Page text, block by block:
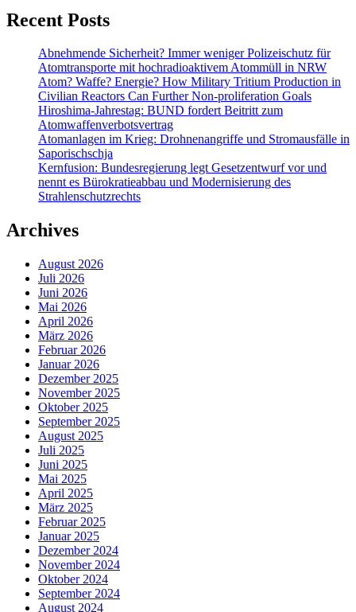
Recent Posts
Abnehmende Sicherheit? Immer weniger Polizeischutz für
Atomtransporte mit hochradioaktivem Atommüll in NRW
Atom? Waffe? Energie? How Military Tritium Production in
Civilian Reactors Can Further Non-proliferation Goals
Hiroshima-Jahrestag: BUND fordert Beitritt zum
Atomwaffenverbotsvertrag
Atomanlagen im Krieg: Drohnenangriffe und Stromausfälle in
Saporischschja
Kernfusion: Bundesregierung legt Gesetzentwurf vor und
nennt es Bürokratieabbau und Modernisierung des
Strahlenschutzrechts
Archives
August 2026
Juli 2026
Juni 2026
Mai 2026
April 2026
März 2026
Februar 2026
Januar 2026
Dezember 2025
November 2025
Oktober 2025
September 2025
August 2025
Juli 2025
Juni 2025
Mai 2025
April 2025
März 2025
Februar 2025
Januar 2025
Dezember 2024
November 2024
Oktober 2024
September 2024
August 2024